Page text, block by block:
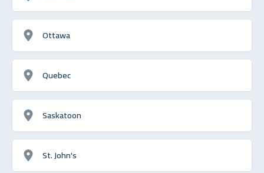
Ottawa
Quebec
Saskatoon
St. John's